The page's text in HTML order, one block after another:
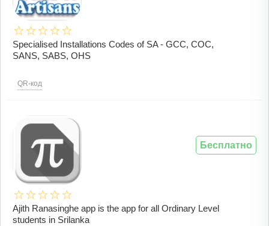
Specialised Installations Codes of SA - GCC, COC,
SANS, SABS, OHS
QR-код
Ajith Ranasinghe app is the app for all Ordinary Level
students in Srilanka
Бесплатно